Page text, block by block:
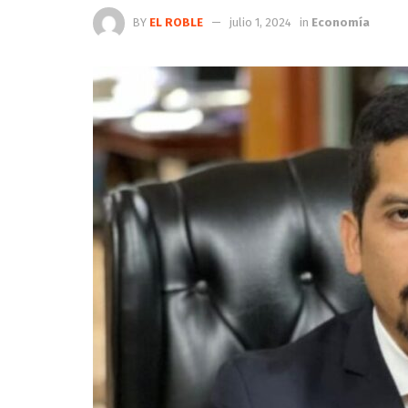
BY EL ROBLE julio 1, 2024 in Economía